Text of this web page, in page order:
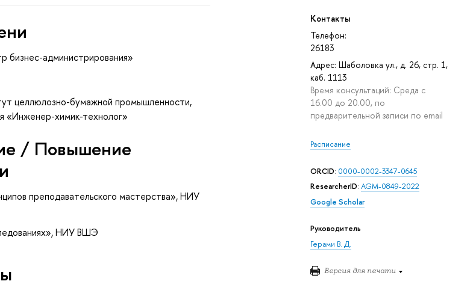
Контакты
Телефон:
26183
Адрес: Шаболовка ул., д. 26, стр. 1,
каб. 1113
Время консультаций: Среда с
16.00 до 20.00, по
предварительной записи по email
Расписание
ORCID: 0000-0002-3347-0645
ResearcherID: AGM-0849-2022
Google Scholar
Руководитель
Герами В. Д.
Версия для печати
бизнес-администрирования»
целлюлозно-бумажной промышленности,
«Инженер-химик-технолог»
/ Повышение
преподавательского мастерства», НИУ
НИУ ВШЭ